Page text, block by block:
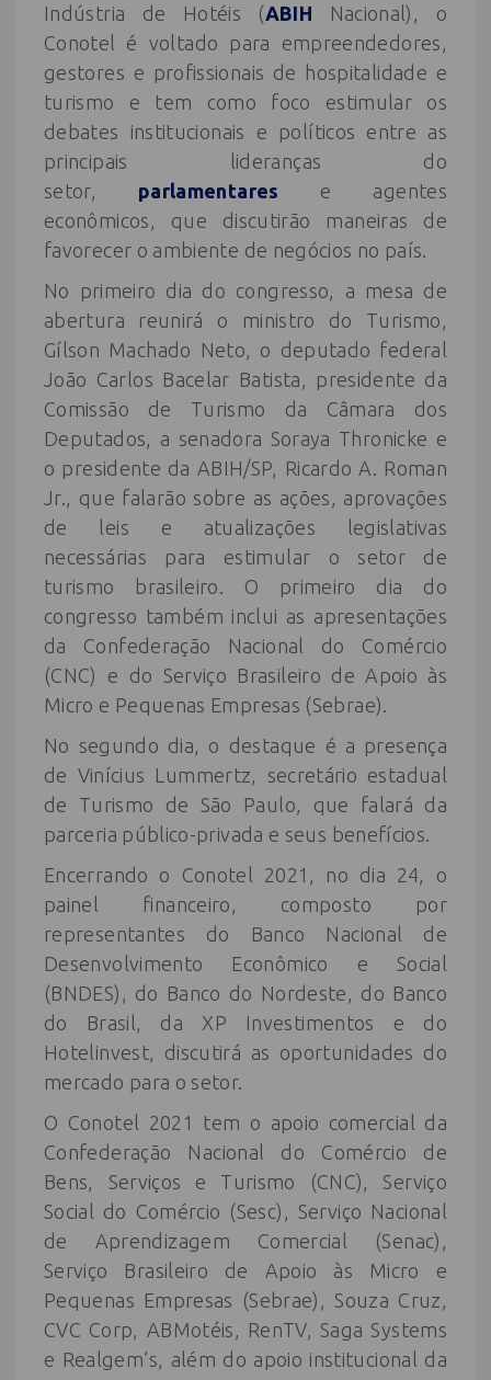
Indústria de Hotéis (ABIH
Nacional), o
Conotel é voltado para empreendedores,
gestores e profissionais de hospitalidade e
turismo e tem como foco estimular os
debates institucionais e políticos entre as
principais lideranças do
setor, parlamentares e agentes
econômicos, que discutirão maneiras de
favorecer o ambiente de negócios no país.
No primeiro dia do congresso, a mesa de
abertura reunirá o ministro do Turismo,
Gílson Machado Neto, o deputado federal
João Carlos Bacelar Batista, presidente da
Comissão de Turismo da Câmara dos
Deputados, a senadora Soraya Thronicke e
o presidente da ABIH/SP, Ricardo A. Roman
Jr., que falarão sobre as ações, aprovações
de leis e atualizações legislativas
necessárias para estimular o setor de
turismo brasileiro. O primeiro dia do
congresso também inclui as apresentações
da Confederação Nacional do Comércio
(CNC) e do Serviço Brasileiro de Apoio às
Micro e Pequenas Empresas (Sebrae).
No segundo dia, o destaque é a presença
de Vinícius Lummertz, secretário estadual
de Turismo de São Paulo, que falará da
parceria público-privada e seus benefícios.
Encerrando o Conotel 2021, no dia 24, o
painel financeiro, composto por
representantes do Banco Nacional de
Desenvolvimento Econômico e Social
(BNDES), do Banco do Nordeste, do Banco
do Brasil, da XP Investimentos e do
Hotelinvest, discutirá as oportunidades do
mercado para o setor.
O Conotel 2021 tem o apoio comercial da
Confederação Nacional do Comércio de
Bens, Serviços e Turismo (CNC), Serviço
Social do Comércio (Sesc), Serviço Nacional
de Aprendizagem Comercial (Senac),
Serviço Brasileiro de Apoio às Micro e
Pequenas Empresas (Sebrae), Souza Cruz,
CVC Corp, ABMotéis, RenTV, Saga Systems
e Realgem’s, além do apoio institucional da